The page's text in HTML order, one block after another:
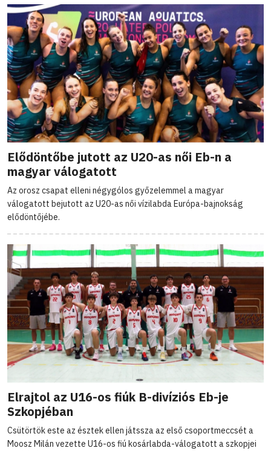
Elődöntőbe jutott az U20-as női Eb-n a
magyar válogatott
Az orosz csapat elleni négygólos győzelemmel a magyar
válogatott bejutott az U20-as női vízilabda Európa-bajnokság
elődöntőjébe.
Elrajtol az U16-os fiúk B-divíziós Eb-je
Szkopjéban
Csütörtök este az észtek ellen játssza az első csoportmeccsét a
Moosz Milán vezette U16-os fiú kosárlabda-válogatott a szkopjei